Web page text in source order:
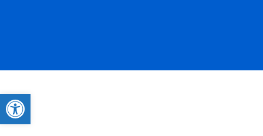
Abrir barra de herramientas